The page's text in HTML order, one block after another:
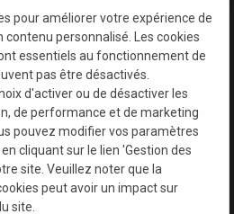
pour améliorer votre expérience de
personnalisé. Les cookies
essentiels au fonctionnement de
pas être désactivés.
d'activer ou de désactiver les
de performance et de marketing
pouvez modifier vos paramètres
cliquant sur le lien 'Gestion des
site. Veuillez noter que la
peut avoir un impact sur
site.